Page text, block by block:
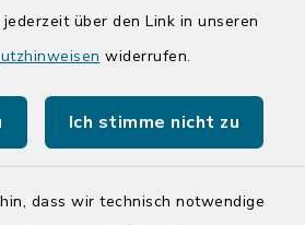
über den Link in unseren
widerrufen.
Ich stimme nicht zu
dass wir technisch notwendige
Stadt Bad Segeberg